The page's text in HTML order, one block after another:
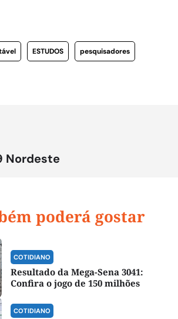
ESTUDOS pesquisadores
Nordeste
poderá gostar
COTIDIANO
Resultado da Mega-Sena 3041:
Confira o jogo de 150 milhões
COTIDIANO